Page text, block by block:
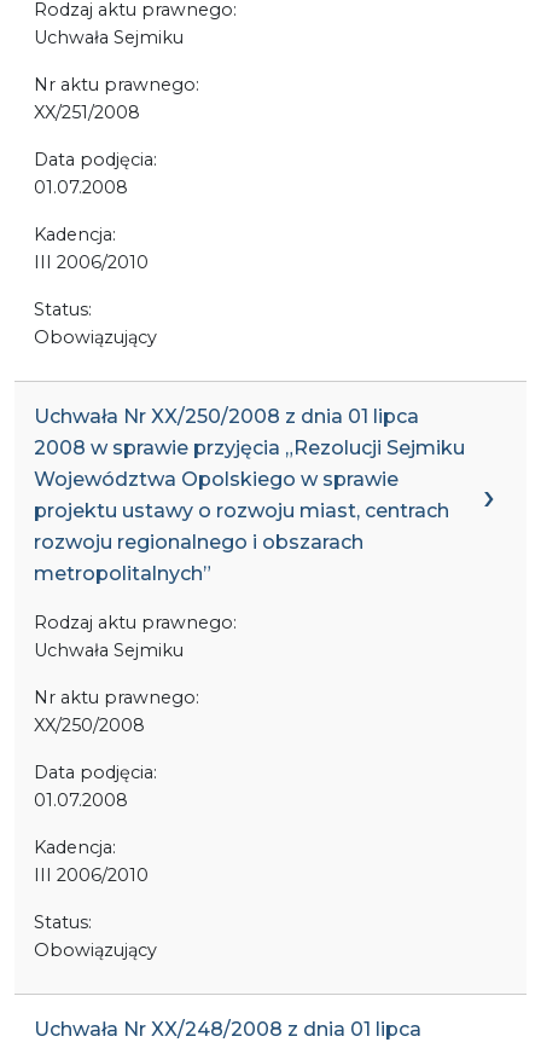
Rodzaj aktu prawnego:
Uchwała Sejmiku
Nr aktu prawnego:
XX/251/2008
Data podjęcia:
01.07.2008
Kadencja:
III 2006/2010
Status:
Obowiązujący
Uchwała Nr XX/250/2008 z dnia 01 lipca
2008 w sprawie przyjęcia „Rezolucji Sejmiku
Województwa Opolskiego w sprawie
projektu ustawy o rozwoju miast, centrach
rozwoju regionalnego i obszarach
metropolitalnych”
Rodzaj aktu prawnego:
Uchwała Sejmiku
Nr aktu prawnego:
XX/250/2008
Data podjęcia:
01.07.2008
Kadencja:
III 2006/2010
Status:
Obowiązujący
Uchwała Nr XX/248/2008 z dnia 01 lipca